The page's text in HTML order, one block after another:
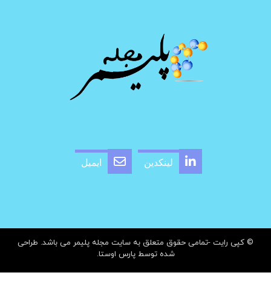
لینکدین ایمیل
© کپی رایت -تمامی حقوق متعلق به سایت مجله پلیمر می باشد. طراحی
شده توسطپارس اوستا.